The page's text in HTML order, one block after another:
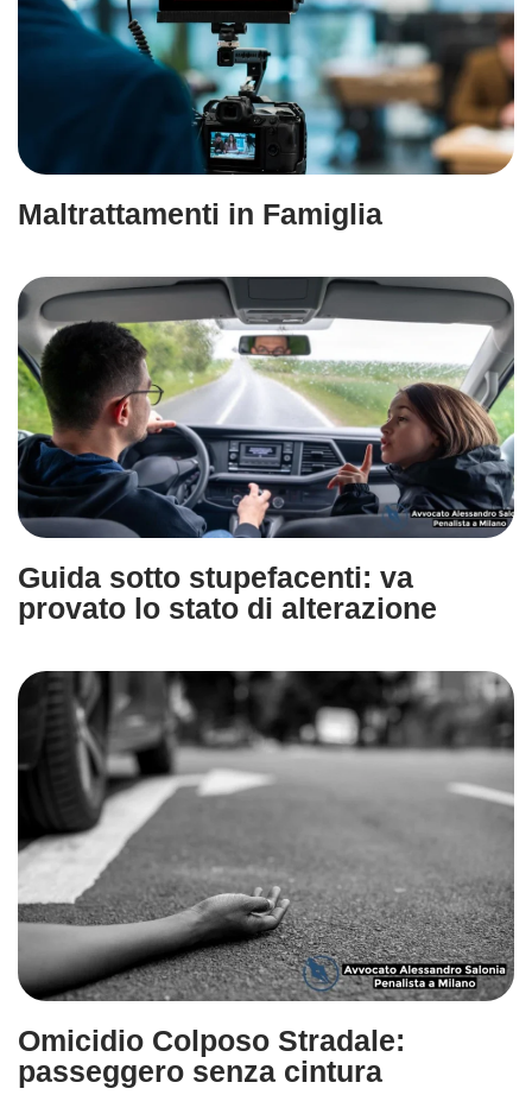
Maltrattamenti in Famiglia
Guida sotto stupefacenti: va
provato lo stato di alterazione
Omicidio Colposo Stradale:
passeggero senza cintura